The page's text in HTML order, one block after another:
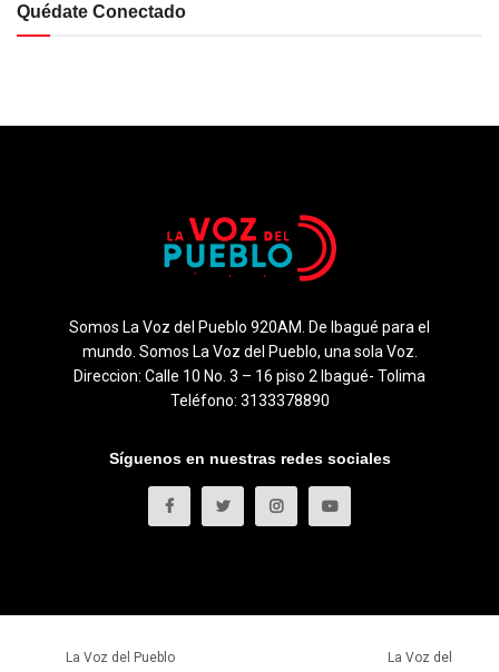
Quédate Conectado
Somos La Voz del Pueblo 920AM. De Ibagué para el
mundo. Somos La Voz del Pueblo, una sola Voz.
Direccion: Calle 10 No. 3 – 16 piso 2 Ibagué- Tolima
Teléfono: 3133378890
Síguenos en nuestras redes sociales
La Voz del Pueblo La Voz del